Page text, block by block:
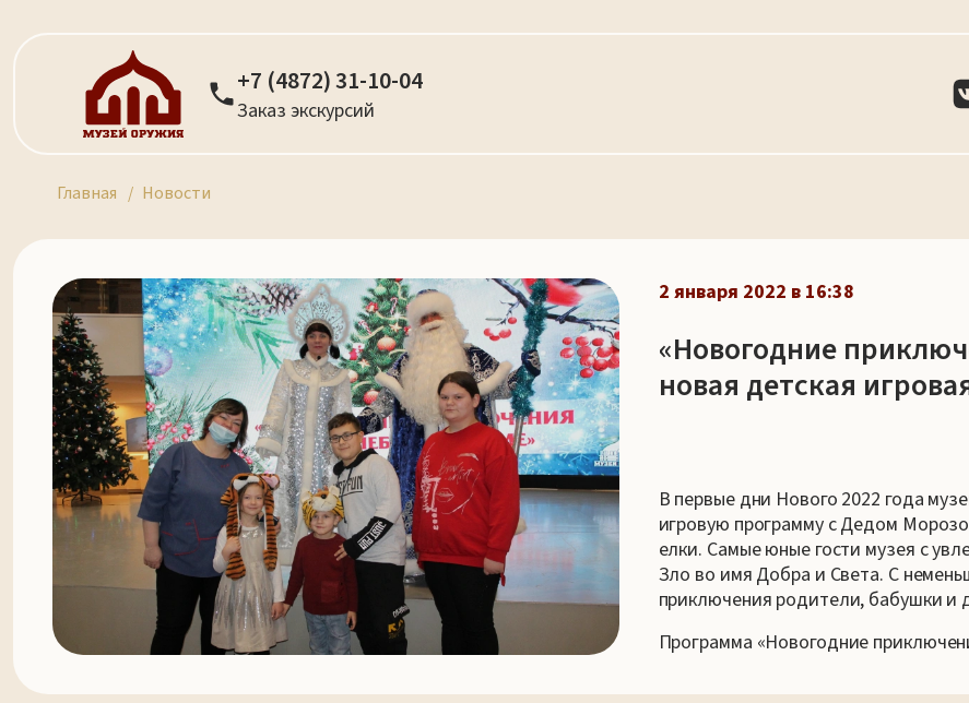
+7 (4872) 31-10-04
Заказ экскурсий
Главная Новости
2 января 2022 в 16:38
«Новогодние
новая детская
В первые дни Нового 2022 года
игровую программу с Дедом
елки. Самые юные гости музея с
Зло во имя Добра и Света. С
приключения родители, бабушки и
Программа «Новогодние